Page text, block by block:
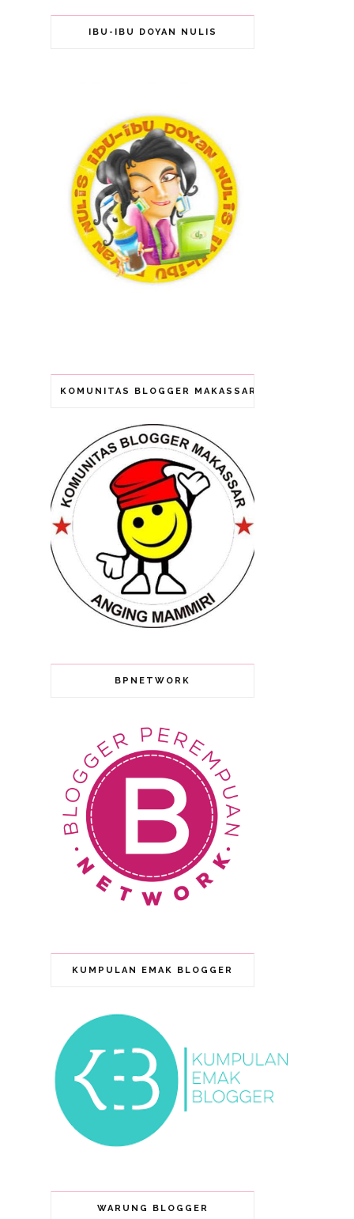
IBU-IBU DOYAN NULIS
KOMUNITAS BLOGGER MAKASSAR (ANGING
BPNETWORK
KUMPULAN EMAK BLOGGER
WARUNG BLOGGER